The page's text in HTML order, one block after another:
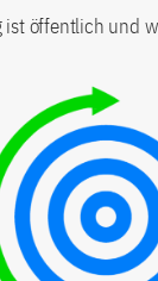
ist öffentlich und